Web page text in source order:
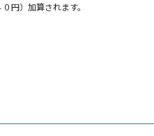
円）加算されます。